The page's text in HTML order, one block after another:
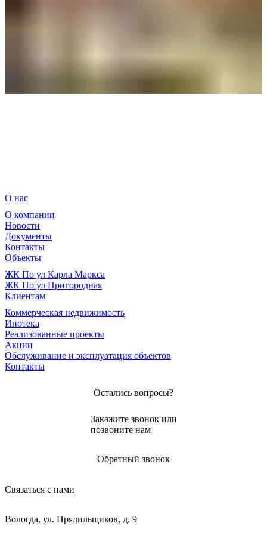
О нас
О компании
Новости
Документы
Контакты
Объекты
ЖК По ул Карла Маркса
ЖК По ул Пригородная
Клиентам
Коммерческая недвижимость
Ипотека
Реализованные проекты
Акции
Обслуживание и эксплуатация объектов
Контакты
Остались вопросы?
Закажите звонок или
позвоните нам
Обратный звонок
Связаться с нами
Вологда, ул. Прядильщиков, д. 9